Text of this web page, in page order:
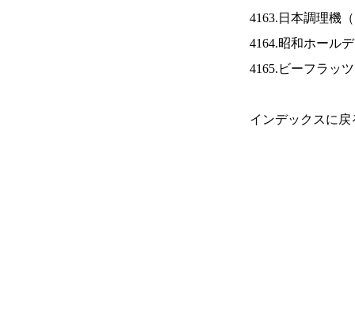
4163.日本調理機（
4164.昭和ホール
4165.ビーフラッ
インデックスに戻